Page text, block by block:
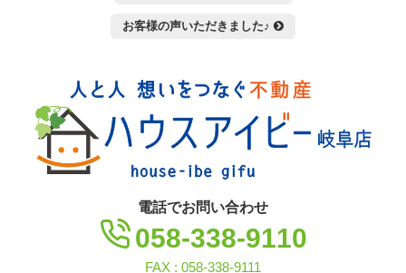
お客様の声いただきました♪
電話でお問い合わせ
058-338-9110
FAX : 058-338-9111